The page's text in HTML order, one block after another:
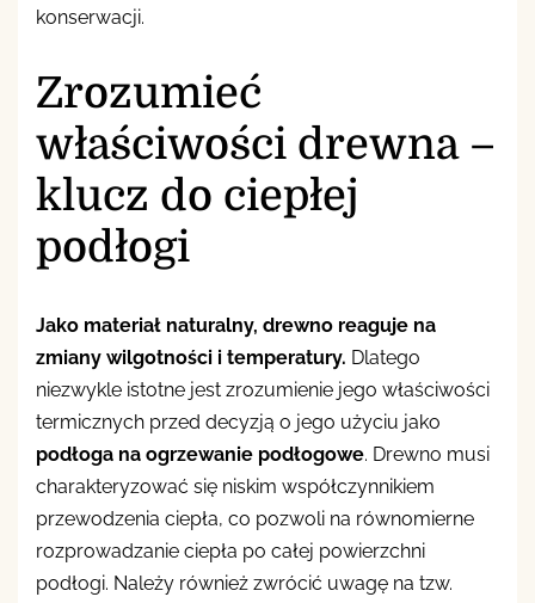
konserwacji.
Zrozumieć
właściwości drewna –
klucz do ciepłej
podłogi
Jako materiał naturalny, drewno reaguje na
zmiany wilgotności i temperatury. Dlatego
niezwykle istotne jest zrozumienie jego właściwości
termicznych przed decyzją o jego użyciu jako
podłoga na ogrzewanie podłogowe. Drewno musi
charakteryzować się niskim współczynnikiem
przewodzenia ciepła, co pozwoli na równomierne
rozprowadzanie ciepła po całej powierzchni
podłogi. Należy również zwrócić uwagę na tzw.